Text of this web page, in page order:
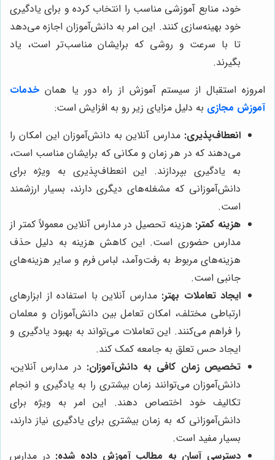
خود، منابع آموزشی مناسب را انتخاب کرده و برای یادگیری
خود بهینه‌سازی کنند. این امر به دانش‌آموزان اجازه می‌دهد
تا با سرعت و روشی که برایشان مناسب‌تر است، یاد
بگیرند.
امروزه استقبال از سیستم آموزش از راه دور یا همان خدمات
آموزش مجازی به دلیل مزایای زیر رو به افزایش است:
انعطاف‌پذیری: مدارس آنلاین به دانش‌آموزان این امکان را
می‌دهند که در هر زمان و مکانی که برایشان مناسب است،
به یادگیری بپردازند. این انعطاف‌پذیری به ویژه برای
دانش‌آموزانی که مشغله‌های دیگری دارند، بسیار ارزشمند
است.
هزینه کمتر: هزینه تحصیل در مدارس آنلاین معمولاً کمتر از
مدارس حضوری است. این کاهش هزینه به دلیل حذف
هزینه‌های مربوط به رفت‌وآمد، لباس فرم و سایر هزینه‌های
جانبی است.
ایجاد تعاملات بهتر: مدارس آنلاین با استفاده از ابزارهای
ارتباطی مختلف، امکان تعامل بین دانش‌آموزان و معلمان
را فراهم می‌کنند. این تعاملات می‌تواند به بهبود یادگیری و
ایجاد حس تعلق به جامعه کمک کند.
تخصیص زمان کافی به دانش‌آموزان: در مدارس آنلاین،
دانش‌آموزان می‌توانند زمان بیشتری را به یادگیری و انجام
تکالیف خود اختصاص دهند. این امر به ویژه برای
دانش‌آموزانی که به زمان بیشتری برای یادگیری نیاز دارند،
بسیار مفید است.
دسترسی آسان به مطالب آموزش داده شده: در مدارس